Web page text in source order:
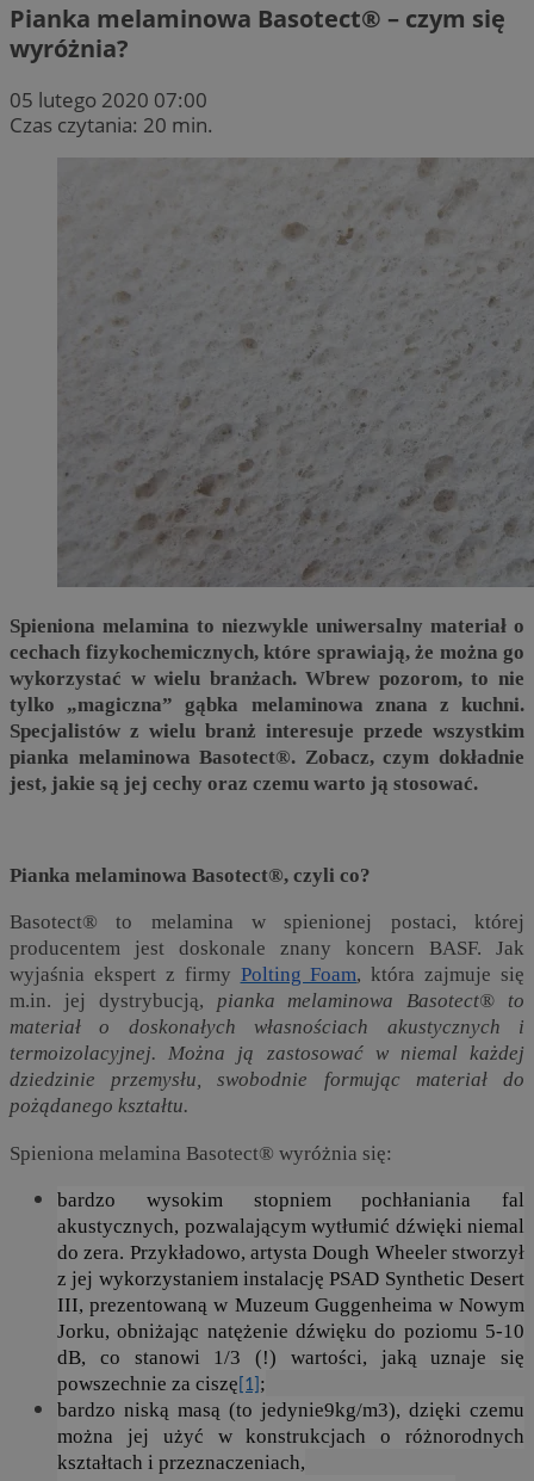
Pianka melaminowa Basotect® – czym się
wyróżnia?
05 lutego 2020 07:00
Czas czytania: 20 min.
Spieniona melamina to niezwykle uniwersalny materiał o
cechach fizykochemicznych, które sprawiają, że można go
wykorzystać w wielu branżach. Wbrew pozorom, to nie
tylko „magiczna” gąbka melaminowa znana z kuchni.
Specjalistów z wielu branż interesuje przede wszystkim
pianka melaminowa Basotect®. Zobacz, czym dokładnie
jest, jakie są jej cechy oraz czemu warto ją stosować.
Pianka melaminowa Basotect®, czyli co?
Basotect® to melamina w spienionej postaci, której
producentem jest doskonale znany koncern BASF. Jak
wyjaśnia ekspert z firmy Polting Foam, która zajmuje się
m.in. jej dystrybucją, pianka melaminowa Basotect® to
materiał o doskonałych własnościach akustycznych i
termoizolacyjnej. Można ją zastosować w niemal każdej
dziedzinie przemysłu, swobodnie formując materiał do
pożądanego kształtu.
Spieniona melamina Basotect® wyróżnia się:
bardzo wysokim stopniem pochłaniania fal
akustycznych, pozwalającym wytłumić dźwięki niemal
do zera. Przykładowo, artysta Dough Wheeler stworzył
z jej wykorzystaniem instalację PSAD Synthetic Desert
III, prezentowaną w Muzeum Guggenheima w Nowym
Jorku, obniżając natężenie dźwięku do poziomu 5-10
dB, co stanowi 1/3 (!) wartości, jaką uznaje się
powszechnie za ciszę [1] ;
bardzo niską masą (to jedynie9kg/m3), dzięki czemu
można jej użyć w konstrukcjach o różnorodnych
kształtach i przeznaczeniach,